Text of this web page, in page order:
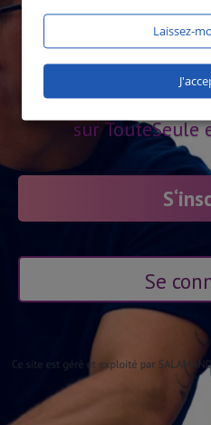
1879
sur TouteSeule
Se
Laissez-